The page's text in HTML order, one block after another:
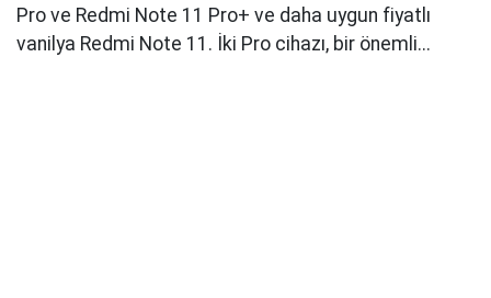
Pro ve Redmi Note 11 Pro+ ve daha uygun fiyatlı
vanilya Redmi Note 11. İki Pro cihazı, bir önemli...